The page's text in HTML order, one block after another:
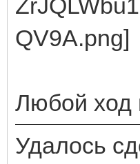
Любой ход
Удалось